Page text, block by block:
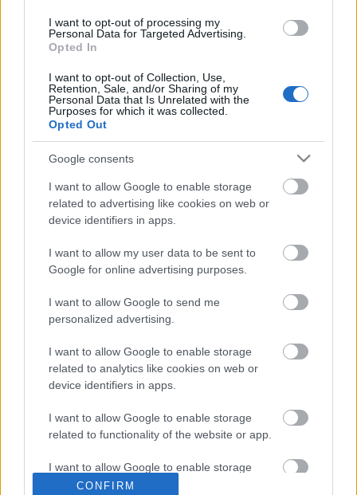
I want to opt-out of processing my
Personal Data for Targeted Advertising.
Opted In
I want to opt-out of Collection, Use,
Retention, Sale, and/or Sharing of my
Personal Data that Is Unrelated with the
Purposes for which it was collected.
Opted Out
Google consents
I want to allow Google to enable storage
related to advertising like cookies on web or
device identifiers in apps.
I want to allow my user data to be sent to
Google for online advertising purposes.
I want to allow Google to send me
personalized advertising.
I want to allow Google to enable storage
related to analytics like cookies on web or
device identifiers in apps.
I want to allow Google to enable storage
related to functionality of the website or app.
I want to allow Google to enable storage
related to personalization.
CONFIRM
Nem fogom nézni, ahogy népem
Életemet szentelem a népemnek
A zeneipar és az NBA a mondern idők
rabszolgahajója
Én vagyok az új Mózes
Szóval ennyi, itt tart most Kanye, mi meg teljesen
kivagyunk, hogy nem hallhatjuk a Dr Dre-vel közösen
összerakott lemezét. :( (Amúgy tényleg, legalább
valami igazán érdekes is kijött volna a kezei közül.)
Ajánlott bejegyzések: